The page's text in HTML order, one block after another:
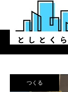
つくる